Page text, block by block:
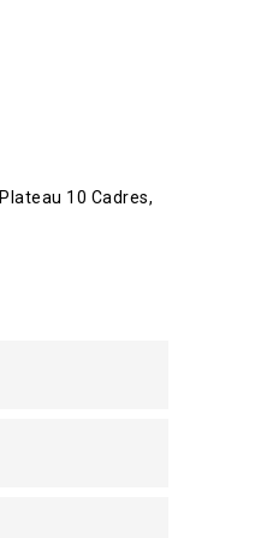
Plateau 10 Cadres